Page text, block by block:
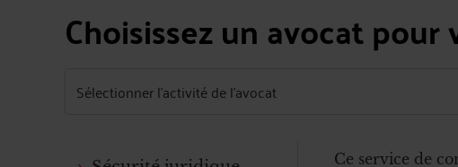
Choisissez un avocat
Ce service de